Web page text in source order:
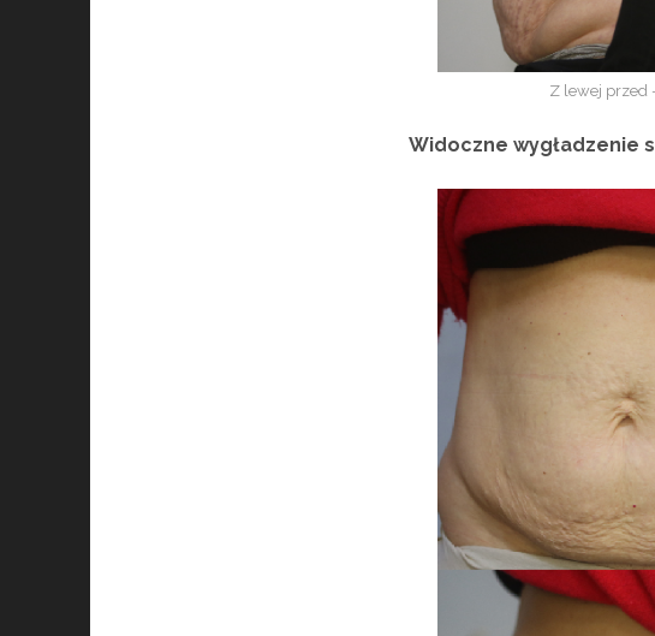
Z lewej przed
Widoczne wygładzenie